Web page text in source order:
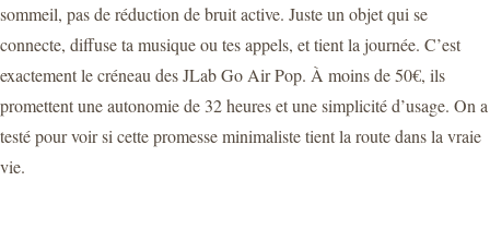
sommeil, pas de réduction de bruit active. Juste un objet qui se
connecte, diffuse ta musique ou tes appels, et tient la journée. C’est
exactement le créneau des JLab Go Air Pop. À moins de 50€, ils
promettent une autonomie de 32 heures et une simplicité d’usage. On a
testé pour voir si cette promesse minimaliste tient la route dans la vraie
vie.